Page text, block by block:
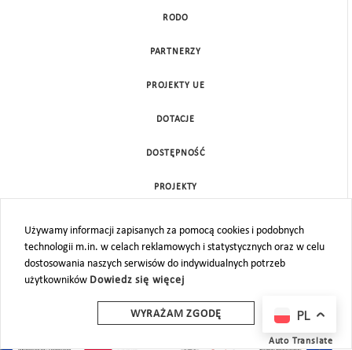
Używamy informacji zapisanych za pomocą cookies i podobnych
technologii m.in. w celach reklamowych i statystycznych oraz w celu
dostosowania naszych serwisów do indywidualnych potrzeb
użytkowników Dowiedz się więcej
WYRAŻAM ZGODĘ
RODO
PARTNERZY
PROJEKTY UE
DOTACJE
DOSTĘPNOŚĆ
PROJEKTY
MAPA STRONY
PL
Auto Translate